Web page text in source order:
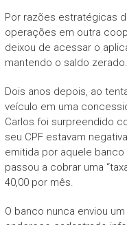
Por razões estratégicas
operações em outra
deixou de acessar o
mantendo o saldo zerado.
Dois anos depois, ao
veículo em uma
Carlos foi surpreendido
seu CPF estavam
emitida por aquele
passou a cobrar uma
40,00 por mês.
O banco nunca enviou